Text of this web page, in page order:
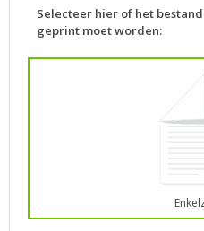
Selecteer hier of het
geprint moet worden: